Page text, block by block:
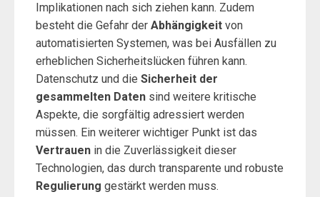
Implikationen nach sich ziehen kann. Zudem
besteht die Gefahr der Abhängigkeit von
automatisierten Systemen, was bei Ausfällen zu
erheblichen Sicherheitslücken führen kann.
Datenschutz und die Sicherheit der
gesammelten Daten sind weitere kritische
Aspekte, die sorgfältig adressiert werden
müssen. Ein weiterer wichtiger Punkt ist das
Vertrauen in die Zuverlässigkeit dieser
Technologien, das durch transparente und robuste
Regulierung gestärkt werden muss.